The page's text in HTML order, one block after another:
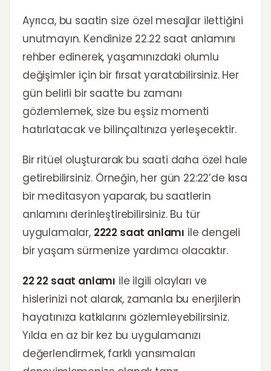
Ayrıca, bu saatin size özel mesajlar ilettiğini
unutmayın. Kendinize 22.22 saat anlamını
rehber edinerek, yaşamınızdaki olumlu
değişimler için bir fırsat yaratabilirsiniz. Her
gün belirli bir saatte bu zamanı
gözlemlemek, size bu eşsiz momenti
hatırlatacak ve bilinçaltınıza yerleşecektir.
Bir ritüel oluşturarak bu saati daha özel hale
getirebilirsiniz. Örneğin, her gün 22:22’de kısa
bir meditasyon yaparak, bu saatlerin
anlamını derinleştirebilirsiniz. Bu tür
uygulamalar, 2222 saat anlamı ile dengeli
bir yaşam sürmenize yardımcı olacaktır.
22 22 saat anlamı ile ilgili olayları ve
hislerinizi not alarak, zamanla bu enerjilerin
hayatınıza katkılarını gözlemleyebilirsiniz.
Yılda en az bir kez bu uygulamanızı
değerlendirmek, farklı yansımaları